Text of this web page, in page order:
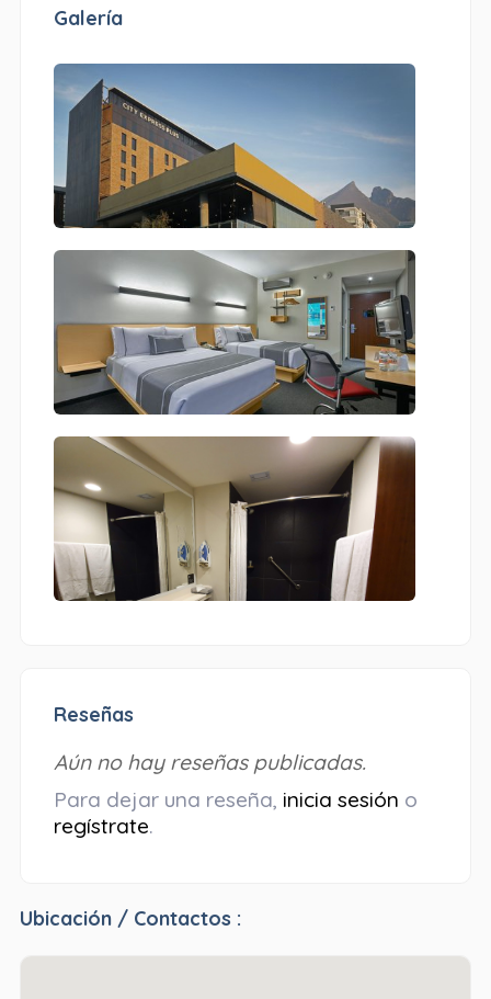
Galería
Reseñas
Aún no hay reseñas publicadas.
Para dejar una reseña, inicia sesión o
regístrate.
Ubicación / Contactos :